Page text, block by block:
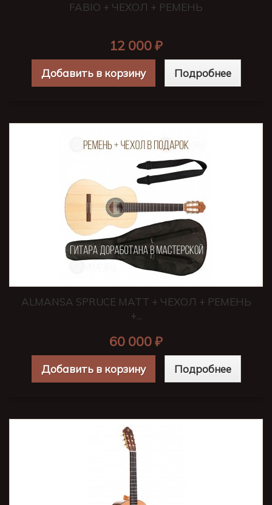
FABIO + ЧЕХОЛ + РЕМЕНЬ
12 000 ₽
Добавить в корзину Подробнее
ALMANSA SPRUCE MATT + ЧЕХОЛ + РЕМЕНЬ
+...
60 000 ₽
Добавить в корзину Подробнее